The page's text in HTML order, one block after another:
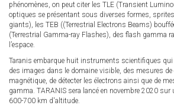
phénomènes, on peut citer les TLE (Transient
optiques se présentant sous diverses formes,
giants), les TEB ((Terrestrial Electrons Beams)
(Terrestrial Gamma-ray Flashes), des flash gamma
l’espace.
Taranis embarque huit instruments scientifiques qui
des images dans le domaine visible, des mesures
magnétique, de détecter les électrons ainsi que de
gamma. TARANIS sera lancé en novembre 2020 sur
600-700 km d'altitude.